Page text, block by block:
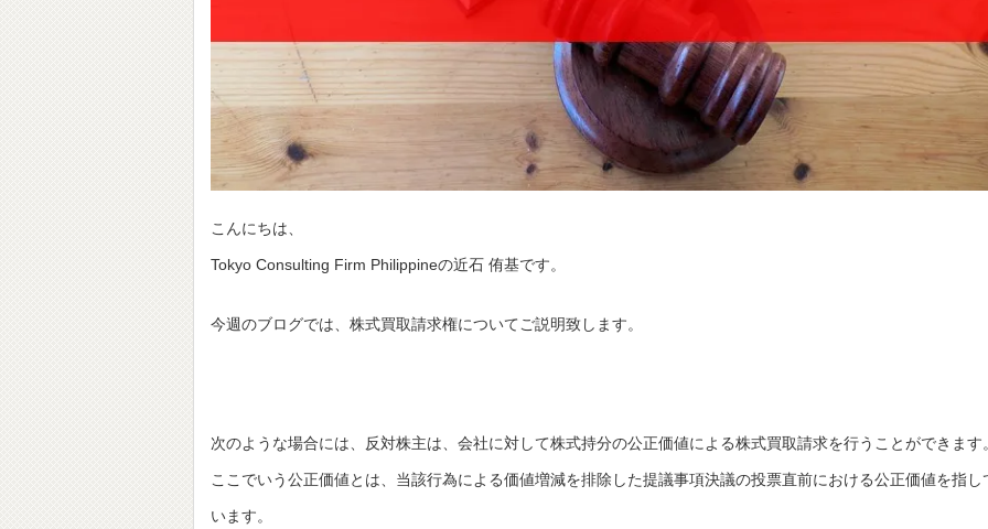
こんにちは、
Tokyo Consulting Firm Philippineの近石 侑基です。
今週のブログでは、株式買取請求権についてご説明致します。
次のような場合には、反対株主は、会社に対して株式持分の公正価値による株式買取請求を行うことができます
ここでいう公正価値とは、当該行為による価値増減を排除した提議事項決議の投票直前における公正価値を指し
います。